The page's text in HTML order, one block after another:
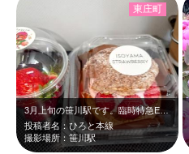
3月上旬の笹川駅です。臨時特急E257ちばのいちご紀行号に乗車し、笹川駅でアイ…
投稿者名：ひろと本線
撮影場所：笹川駅
東庄町